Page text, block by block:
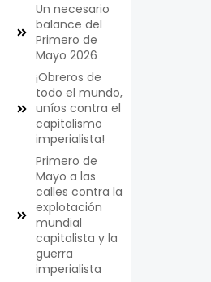
Un necesario
balance del
Primero de
Mayo 2026
¡Obreros de
todo el mundo,
uníos contra el
capitalismo
imperialista!
Primero de
Mayo a las
calles contra la
explotación
mundial
capitalista y la
guerra
imperialista